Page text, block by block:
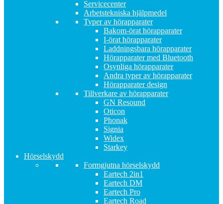
Servicecenter
Arbetstekniska hjälpmedel
Typer av hörapparater
Bakom-örat hörapparater
I-örat hörapparater
Laddningsbara hörapparater
Hörapparater med Bluetooth
Osynliga hörapparater
Andra typer av hörapparater
Hörapparater design
Tillverkare av hörapparater
GN Resound
Oticon
Phonak
Signia
Widex
Starkey
Hörselskydd
Formgjutna hörselskydd
Eartech 2in1
Eartech DM
Eartech Pro
Eartech Road